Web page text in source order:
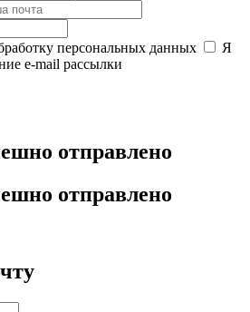
персональных данных
Я
e-mail рассылки
отправлено
отправлено